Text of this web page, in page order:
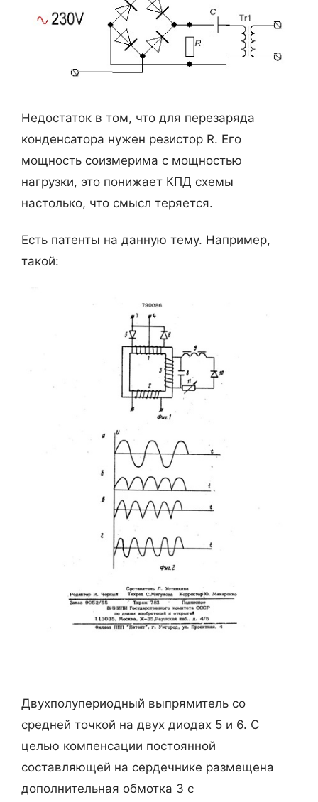
Недостаток в том, что для перезаряда
конденсатора нужен резистор R. Его
мощность соизмерима с мощностью
нагрузки, это понижает КПД схемы
настолько, что смысл теряется.
Есть патенты на данную тему. Например,
такой:
Двухполупериодный выпрямитель со
средней точкой на двух диодах 5 и 6. С
целью компенсации постоянной
составляющей на сердечнике размещена
дополнительная обмотка 3 с